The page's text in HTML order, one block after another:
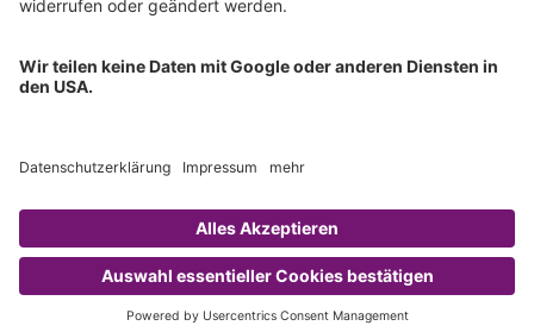
ISO 9001 Zertifikat
Copyright © 2026 Chromsystems Instruments & Chemicals GmbH.